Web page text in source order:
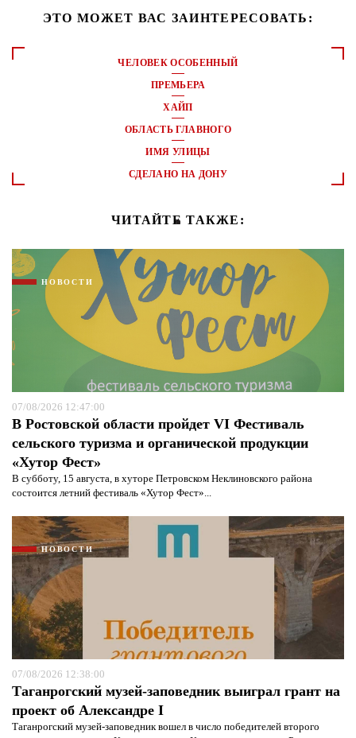
ЭТО МОЖЕТ ВАС ЗАИНТЕРЕСОВАТЬ:
ЧЕЛОВЕК ОСОБЕННЫЙ
ПРЕМЬЕРА
ХАЙП
ОБЛАСТЬ ГЛАВНОГО
ИМЯ УЛИЦЫ
СДЕЛАНО НА ДОНУ
ЧИТАЙТЕ ТАКЖЕ:
НОВОСТИ
07/08/2026 12:47:00
В Ростовской области пройдет VI Фестиваль
сельского туризма и органической продукции
«Хутор Фест»
В субботу, 15 августа, в хуторе Петровском Неклиновского района
состоится летний фестиваль «Хутор Фест»...
НОВОСТИ
07/08/2026 12:38:00
Таганрогский музей-заповедник выиграл грант на
проект об Александре I
Таганрогский музей-заповедник вошел в число победителей второго